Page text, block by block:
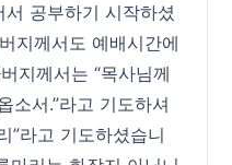
공부하기 시작하셨
지께서도 예배시간에
지께서는 “목사님께
소서.”라고 기도하셔
”라고 기도하셨습니